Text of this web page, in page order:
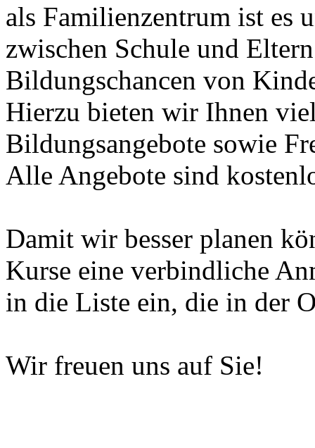
als Familienzentrum ist es
zwischen Schule und
Bildungschancen von
Hierzu bieten wir Ihnen
Bildungsangebote sowie
Alle Angebote sind
Damit wir besser planen
Kurse eine verbindliche
in die Liste ein, die in der
Wir freuen uns auf Sie!